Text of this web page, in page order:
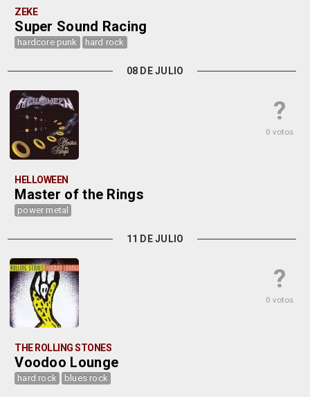
ZEKE
Super Sound Racing
hardcore punk hard rock
08 DE JULIO
?
0 votos
HELLOWEEN
Master of the Rings
power metal
11 DE JULIO
?
0 votos
THE ROLLING STONES
Voodoo Lounge
hard rock blues rock